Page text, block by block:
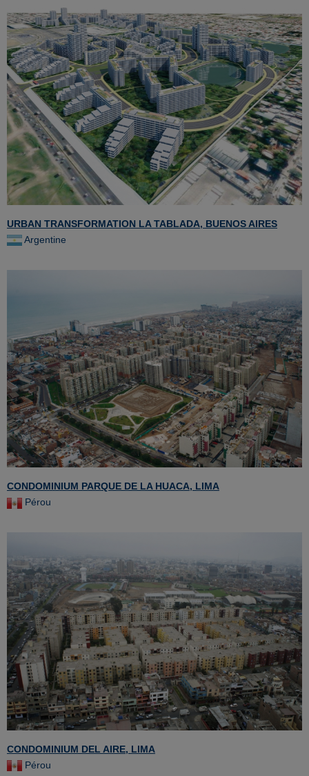
URBAN TRANSFORMATION LA TABLADA, BUENOS AIRES
Argentine
CONDOMINIUM PARQUE DE LA HUACA, LIMA
Pérou
CONDOMINIUM DEL AIRE, LIMA
Pérou